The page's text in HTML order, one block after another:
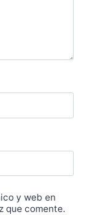
y web en
que comente.